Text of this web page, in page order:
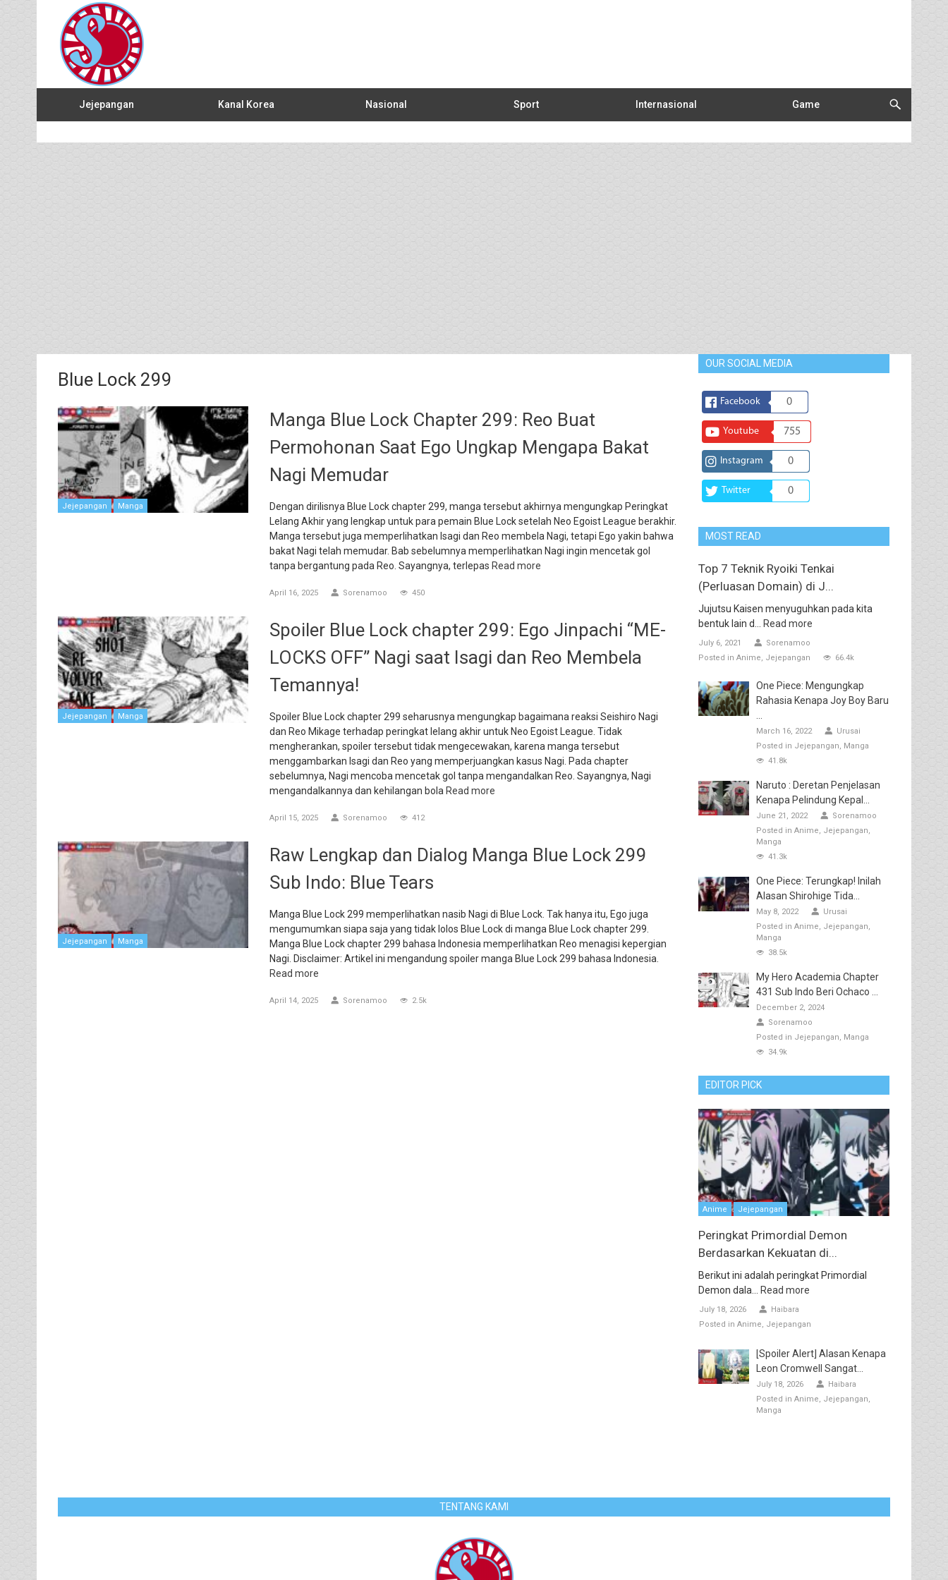
Jejepangan Kanal Korea Nasional Sport Internasional Game
Blue Lock 299
Jejepangan Manga
Manga Blue Lock Chapter 299: Reo Buat
Permohonan Saat Ego Ungkap Mengapa Bakat
Nagi Memudar
Dengan dirilisnya Blue Lock chapter 299, manga tersebut akhirnya mengungkap Peringkat
Lelang Akhir yang lengkap untuk para pemain Blue Lock setelah Neo Egoist League berakhir.
Manga tersebut juga memperlihatkan Isagi dan Reo membela Nagi, tetapi Ego yakin bahwa
bakat Nagi telah memudar. Bab sebelumnya memperlihatkan Nagi ingin mencetak gol
tanpa bergantung pada Reo. Sayangnya, terlepas Read more
April 16, 2025 Sorenamoo 450
Jejepangan Manga
Spoiler Blue Lock chapter 299: Ego Jinpachi “ME-
LOCKS OFF” Nagi saat Isagi dan Reo Membela
Temannya!
Spoiler Blue Lock chapter 299 seharusnya mengungkap bagaimana reaksi Seishiro Nagi
dan Reo Mikage terhadap peringkat lelang akhir untuk Neo Egoist League. Tidak
mengherankan, spoiler tersebut tidak mengecewakan, karena manga tersebut
menggambarkan Isagi dan Reo yang memperjuangkan kasus Nagi. Pada chapter
sebelumnya, Nagi mencoba mencetak gol tanpa mengandalkan Reo. Sayangnya, Nagi
mengandalkannya dan kehilangan bola Read more
April 15, 2025 Sorenamoo 412
Jejepangan Manga
Raw Lengkap dan Dialog Manga Blue Lock 299
Sub Indo: Blue Tears
Manga Blue Lock 299 memperlihatkan nasib Nagi di Blue Lock. Tak hanya itu, Ego juga
mengumumkan siapa saja yang tidak lolos Blue Lock di manga Blue Lock chapter 299.
Manga Blue Lock chapter 299 bahasa Indonesia memperlihatkan Reo menagisi kepergian
Nagi. Disclaimer: Artikel ini mengandung spoiler manga Blue Lock 299 bahasa Indonesia.
Read more
April 14, 2025 Sorenamoo 2.5k
OUR SOCIAL MEDIA
Facebook 0
Youtube 755
Instagram 0
Twitter 0
MOST READ
Top 7 Teknik Ryoiki Tenkai
(Perluasan Domain) di J...
Jujutsu Kaisen menyuguhkan pada kita
bentuk lain d...
Read more
July 6, 2021
Sorenamoo
Posted in Anime Jejepangan 66.4k
One Piece: Mengungkap
Rahasia Kenapa Joy Boy Baru
March 16, 2022
Urusai
Posted in Jejepangan
Manga
41.8k
Naruto : Deretan Penjelasan
Kenapa Pelindung Kepal...
June 21, 2022
Sorenamoo
Posted in Anime
Jejepangan
Manga
41.3k
One Piece: Terungkap! Inilah
Alasan Shirohige Tida...
May 8, 2022
Urusai
Posted in Anime
Jejepangan
Manga
38.5k
My Hero Academia Chapter
431 Sub Indo Beri Ochaco ...
December 2, 2024
Sorenamoo
Posted in Jejepangan
Manga
34.9k
EDITOR PICK
Anime Jejepangan
Peringkat Primordial Demon
Berdasarkan Kekuatan di...
Berikut ini adalah peringkat Primordial
Demon dala...
Read more
July 18, 2026
Haibara
Posted in Anime Jejepangan
[Spoiler Alert] Alasan Kenapa
Leon Cromwell Sangat...
July 18, 2026
Haibara
Posted in Anime
Jejepangan
Manga
TENTANG KAMI